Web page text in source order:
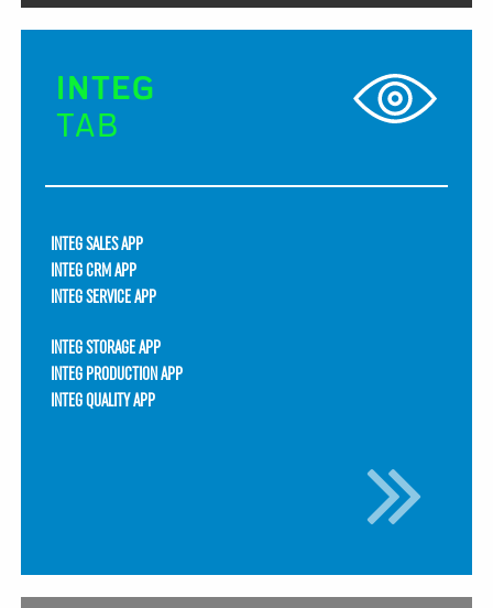
INTEG
TAB
INTEG SALES APP
INTEG CRM APP
INTEG SERVICE APP
INTEG STORAGE APP
INTEG PRODUCTION APP
INTEG QUALITY APP